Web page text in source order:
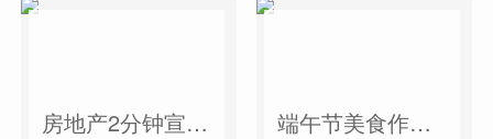
房地产2分钟宣传片 端午节美食作品短视频案例